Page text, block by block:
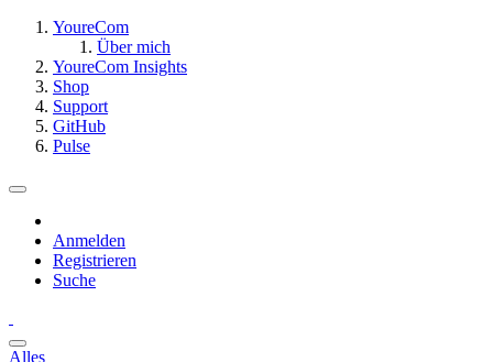
YoureCom
Über mich
YoureCom Insights
Shop
Support
GitHub
Pulse
Anmelden
Registrieren
Suche
Alles